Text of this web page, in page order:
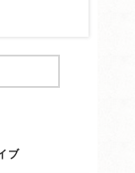
ブ